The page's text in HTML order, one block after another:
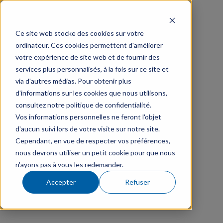
Ce site web stocke des cookies sur votre
ordinateur. Ces cookies permettent d'améliorer
votre expérience de site web et de fournir des
services plus personnalisés, à la fois sur ce site et
via d'autres médias. Pour obtenir plus
d'informations sur les cookies que nous utilisons,
consultez notre politique de confidentialité.
Vos informations personnelles ne feront l'objet
d'aucun suivi lors de votre visite sur notre site.
Cependant, en vue de respecter vos préférences,
nous devrons utiliser un petit cookie pour que nous
n'ayons pas à vous les redemander.
Accepter Refuser